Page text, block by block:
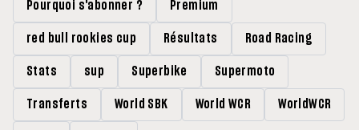
Pourquoi s'abonner ? Premium
red bull rookies cup Résultats Road Racing
Stats sup Superbike Supermoto
Transferts World SBK World WCR WorldWCR